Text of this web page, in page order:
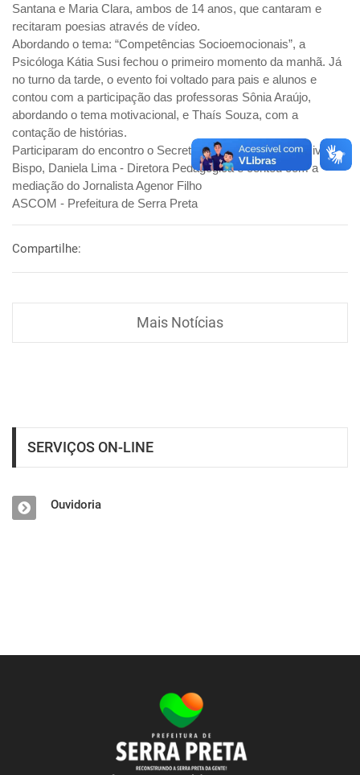
Santana e Maria Clara, ambos de 14 anos, que cantaram e
recitaram poesias através de vídeo.
Abordando o tema: “Competências Socioemocionais”, a
Psicóloga Kátia Susi fechou o primeiro momento da manhã. Já
no turno da tarde, o evento foi voltado para pais e alunos e
contou com a participação das professoras Sônia Araújo,
abordando o tema motivacional, e Thaís Souza, com a
contação de histórias.
Participaram do encontro o Secretário de Educação Gercivaldo
Bispo, Daniela Lima - Diretora Pedagógica e contou com a
mediação do Jornalista Agenor Filho
ASCOM - Prefeitura de Serra Preta
Compartilhe:
Mais Notícias
SERVIÇOS ON-LINE
Ouvidoria